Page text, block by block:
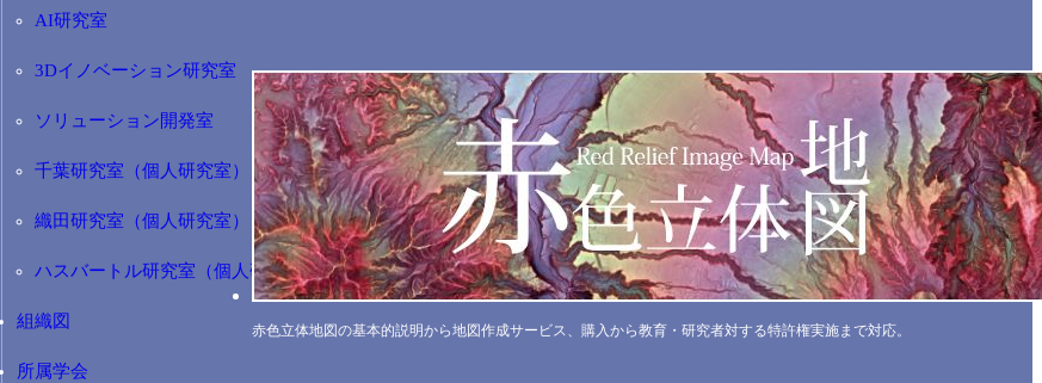
AI研究室
3Dイノベーション研究室
ソリューション開発室
千葉研究室（個人研究室）
織田研究室（個人研究室）
ハスバートル研究室（個人研究室）
組織図
所属学会
赤色立体地図の基本的説明から地図作成サービス、購入から教育・研究者対する特許権実施まで対応。